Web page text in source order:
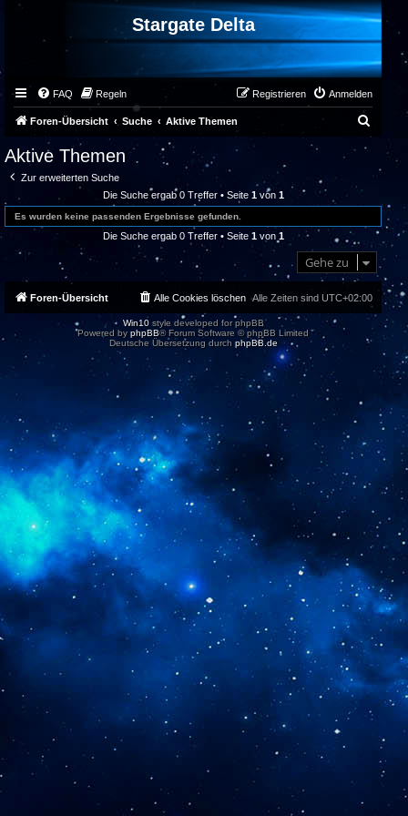
Stargate Delta
FAQ Regeln Anmelden
Registrieren
Foren-Übersicht Suche Aktive Themen
e
Aktive Themen
Zur erweiterten Suche
Die Suche ergab 0 Treffer • Seite 1von 1
Es wurden keine passenden Ergebnisse gefunden.
Die Suche ergab 0 Treffer • Seite 1von 1
Gehe zu
Foren-Übersicht Alle Zeiten sind UTC+02:00
Alle Cookies löschen
Win10style developed for phpBB
Powered byphpBB® Forum Software © phpBB Limited
Deutsche Übersetzung durch phpBB.de